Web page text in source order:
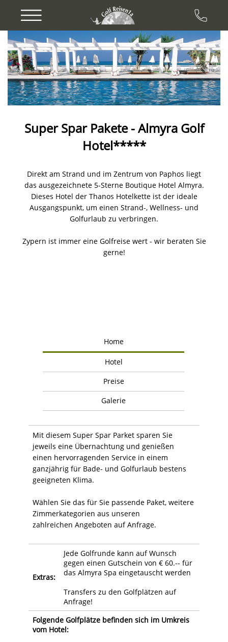
Previous Next
Super Spar Pakete - Almyra Golf
Hotel*****
Direkt am Strand und im Zentrum von Paphos liegt
das ausgezeichnete 5-Sterne Boutique Hotel Almyra.
Dieses Hotel der Thanos Hotelkette ist der ideale
Ausgangspunkt, um einen Strand-, Wellness- und
Golfurlaub zu verbringen.
Zypern ist immer eine Golfreise wert - wir beraten Sie
gerne!
Home
Hotel
Preise
Galerie
Mit diesem Super Spar Parket sparen Sie
jeweils eine Übernachtung und genießen
einen hervorragenden Service in einem
ganzjährig für Bade- und Golfurlaub bestens
geeigneten Klima.
Wählen Sie das für Sie passende Paket, weitere
Zimmerkategorien aus unseren
zahlreichen Angeboten auf Anfrage.
Extras:
Jede Golfrunde kann auf Wunsch
gegen einen Gutschein von € 60.-- für
das Almyra Spa eingetauscht werden
Transfers zu den Golfplätzen auf
Anfrage!
Folgende Golfplätze befinden sich im Umkreis
vom Hotel: